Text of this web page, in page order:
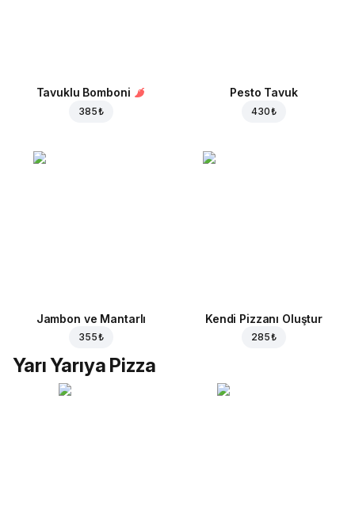
Tavuklu Bomboni
385 ₺
Pesto Tavuk
430 ₺
Jambon ve Mantarlı
355 ₺
Kendi Pizzanı Oluştur
285 ₺
Yarı Yarıya Pizza